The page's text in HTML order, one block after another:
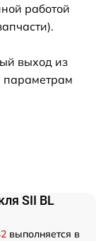
работой
выход из
параметрам
SII BL
выполняется в